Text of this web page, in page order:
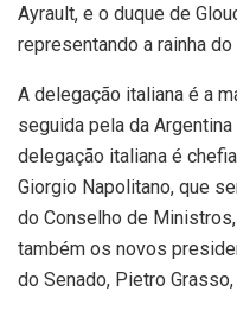
Ayrault, e o duque de
representando a rainha
A delegação italiana é a
seguida pela da
delegação italiana é
Giorgio Napolitano, que
do Conselho de
também os novos
do Senado, Pietro